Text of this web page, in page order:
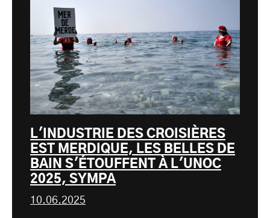
L'INDUSTRIE DES CROISIÈRES
EST MERDIQUE, LES BELLES DE
BAIN S'ÉTOUFFENT À L'UNOC
2025, SYMPA
10.06.2025